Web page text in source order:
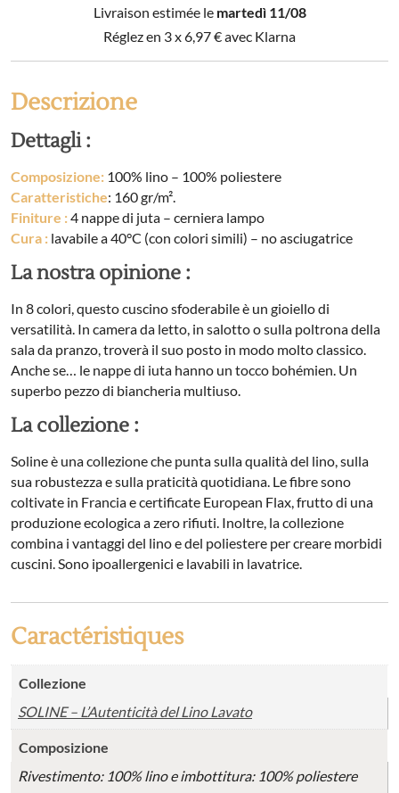
Livraison estimée le martedì 11/08
Réglez en 3 x6,97€avec Klarna
Descrizione
Dettagli :
Composizione: 100% lino – 100% poliestere
Caratteristiche: 160 gr/m².
Finiture :4 nappe di juta – cerniera lampo
Cura : lavabile a 40°C (con colori simili) – no asciugatrice
La nostra opinione :
In 8 colori, questo cuscino sfoderabile è un gioiello di
versatilità. In camera da letto, in salotto o sulla poltrona della
sala da pranzo, troverà il suo posto in modo molto classico.
Anche se… le nappe di iuta hanno un tocco bohémien. Un
superbo pezzo di biancheria multiuso.
La collezione :
Soline è una collezione che punta sulla qualità del lino, sulla
sua robustezza e sulla praticità quotidiana. Le fibre sono
coltivate in Francia e certificate European Flax, frutto di una
produzione ecologica a zero rifiuti. Inoltre, la collezione
combina i vantaggi del lino e del poliestere per creare morbidi
cuscini. Sono ipoallergenici e lavabili in lavatrice.
Caractéristiques
Collezione
SOLINE – L’Autenticità del Lino Lavato
Composizione
Rivestimento: 100% lino e imbottitura: 100% poliestere